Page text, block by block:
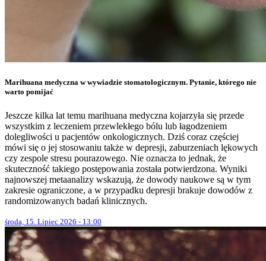
Marihuana medyczna w wywiadzie stomatologicznym. Pytanie, którego nie
warto pomijać
Jeszcze kilka lat temu marihuana medyczna kojarzyła się przede
wszystkim z leczeniem przewlekłego bólu lub łagodzeniem
dolegliwości u pacjentów onkologicznych. Dziś coraz częściej
mówi się o jej stosowaniu także w depresji, zaburzeniach lękowych
czy zespole stresu pourazowego. Nie oznacza to jednak, że
skuteczność takiego postępowania została potwierdzona. Wyniki
najnowszej metaanalizy wskazują, że dowody naukowe są w tym
zakresie ograniczone, a w przypadku depresji brakuje dowodów z
randomizowanych badań klinicznych.
środa, 15. Lipiec 2026 - 13:00